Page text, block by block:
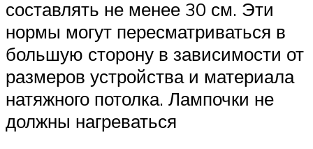
составлять не менее 30 см. Эти
нормы могут пересматриваться в
большую сторону в зависимости от
размеров устройства и материала
натяжного потолка. Лампочки не
должны нагреваться